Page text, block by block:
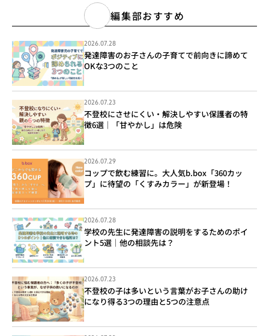
編集部おすすめ
2026.07.28
発達障害のお子さんの子育てで前向きに諦めて
OKな3つのこと
2026.07.23
不登校にさせにくい・解決しやすい保護者の特
徴6選｜「甘やかし」は危険
2026.07.29
コップで飲む練習に。大人気b.box「360カッ
プ」に待望の「くすみカラー」が新登場！
2026.07.28
学校の先生に発達障害の説明をするためのポイ
ント5選｜他の相談先は？
2026.07.23
不登校の子は多いという言葉がお子さんの助け
になり得る3つの理由と5つの注意点